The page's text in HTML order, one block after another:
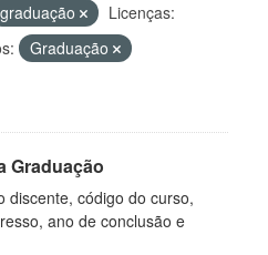
graduação
Licenças:
Graduação
Graduação
discente, código do curso,
ano de conclusão e